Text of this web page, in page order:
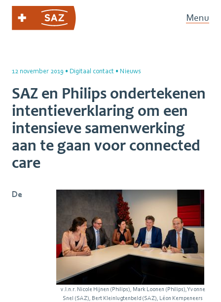
Menu
12 november 2019 • Digitaal contact • Nieuws
SAZ en Philips ondertekenen
intentieverklaring om een
intensieve samenwerking
aan te gaan voor connected
care
v.l.n.r. Nicole Hijnen (Philips), Mark Loonen (Philips), Yvonne
Snel (SAZ), Bert Kleinlugtenbeld (SAZ), Léon Kempeneers
De